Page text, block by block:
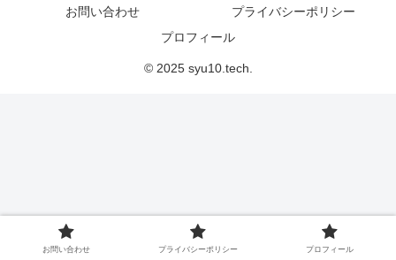
お問い合わせ
プライバシーポリシー
プロフィール
© 2025 syu10.tech.
お問い合わせ プライバシーポリシー プロフィール